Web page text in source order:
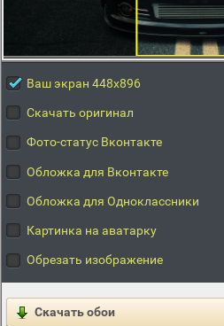
Ваш экран 448x896
Скачать оригинал
Фото-статус Вконтакте
Обложка для Вконтакте
Обложка для Одноклассники
Картинка на аватарку
Обрезать изображение
Скачать обои